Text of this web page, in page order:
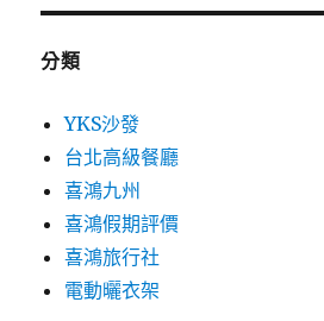
分類
YKS沙發
台北高級餐廳
喜鴻九州
喜鴻假期評價
喜鴻旅行社
電動曬衣架